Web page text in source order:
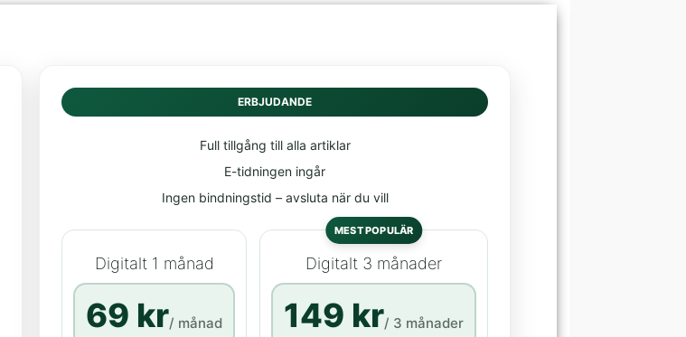
ERBJUDANDE
Full tillgång till alla artiklar
E-tidningen ingår
Ingen bindningstid – avsluta när du vill
Digitalt 1 månad
69 kr/ månad
MEST POPULÄR
Digitalt 3 månader
149 kr/ 3 månader